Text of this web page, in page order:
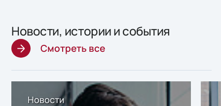
Новости, истории и события
Смотреть все
Новости